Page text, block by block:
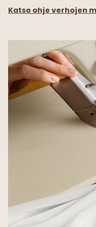
Katso ohje verhojen